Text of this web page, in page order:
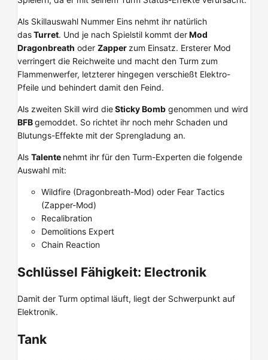
Als Skillauswahl Nummer Eins nehmt ihr natürlich
dasTurret. Und je nach Spielstil kommt der Mod
Dragonbreath oder Zapperzum Einsatz. Ersterer Mod
verringert die Reichweite und macht den Turm zum
Flammenwerfer, letzterer hingegen verschießt Elektro-
Pfeile und behindert damit den Feind.
Als zweiten Skill wird dieSticky Bomb genommen und wird
BFBgemoddet. So richtet ihr noch mehr Schaden und
Blutungs-Effekte mit der Sprengladung an.
Als Talente nehmt ihr für den Turm-Experten die folgende
Auswahl mit:
Wildfire (Dragonbreath-Mod) oder Fear Tactics
(Zapper-Mod)
Recalibration
Demolitions Expert
Chain Reaction
Schlüssel Fähigkeit: Electronik
Damit der Turm optimal läuft, liegt der Schwerpunkt auf
Elektronik.
Tank